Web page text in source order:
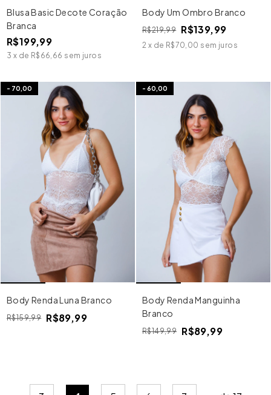
Blusa Basic Decote Coração
Branca
R$199,99
3 x de R$66,66 sem juros
Body Um Ombro Branco
R$219,99 R$139,99
2 x de R$70,00 sem juros
- 70,00
Body Renda Luna Branco
R$159,99 R$89,99
- 60,00
Body Renda Manguinha
Branco
R$149,99 R$89,99